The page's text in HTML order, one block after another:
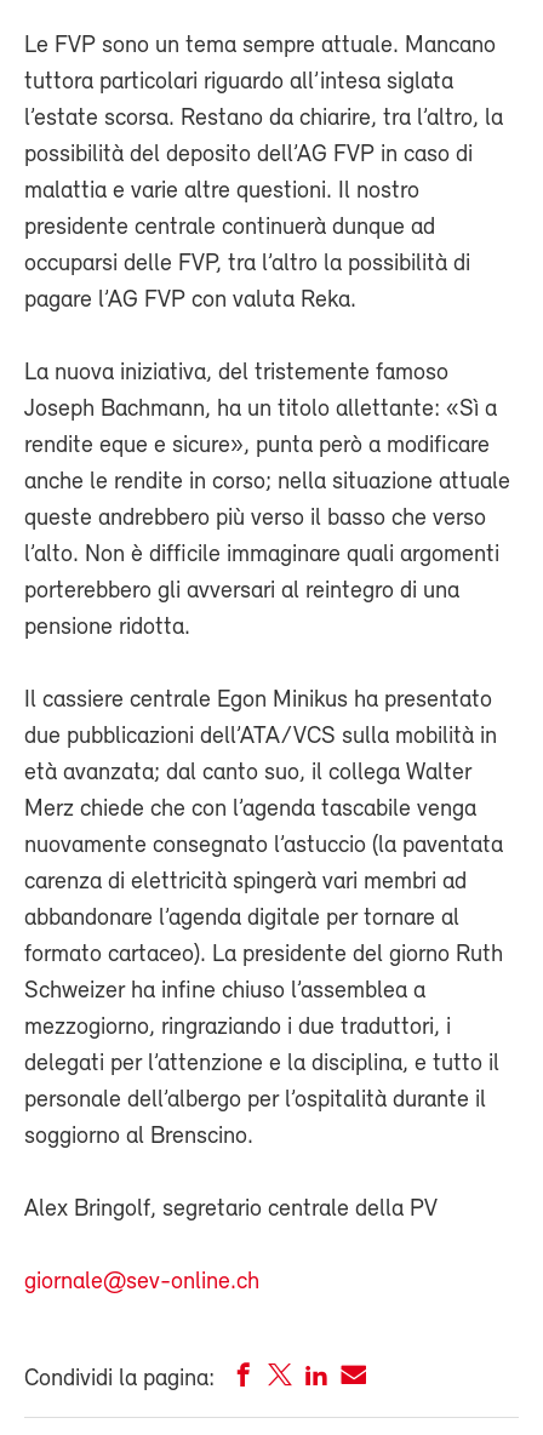
Le FVP sono un tema sempre attuale. Mancano
tuttora particolari riguardo all’intesa siglata
l’estate scorsa. Restano da chiarire, tra l’altro, la
possibilità del deposito dell’AG FVP in caso di
malattia e varie altre questioni. Il nostro
presidente centrale continuerà dunque ad
occuparsi delle FVP, tra l’altro la possibilità di
pagare l’AG FVP con valuta Reka.
La nuova iniziativa, del tristemente famoso
Joseph Bachmann, ha un titolo allettante: «Sì a
rendite eque e sicure», punta però a modificare
anche le rendite in corso; nella situazione attuale
queste andrebbero più verso il basso che verso
l’alto. Non è difficile immaginare quali argomenti
porterebbero gli avversari al reintegro di una
pensione ridotta.
Il cassiere centrale Egon Minikus ha presentato
due pubblicazioni dell’ATA/VCS sulla mobilità in
età avanzata; dal canto suo, il collega Walter
Merz chiede che con l’agenda tascabile venga
nuovamente consegnato l’astuccio (la paventata
carenza di elettricità spingerà vari membri ad
abbandonare l’agenda digitale per tornare al
formato cartaceo). La presidente del giorno Ruth
Schweizer ha infine chiuso l’assemblea a
mezzogiorno, ringraziando i due traduttori, i
delegati per l’attenzione e la disciplina, e tutto il
personale dell’albergo per l’ospitalità durante il
soggiorno al Brenscino.
Alex Bringolf, segretario centrale della PV
giornale@sev-online.ch
Condividi la pagina: